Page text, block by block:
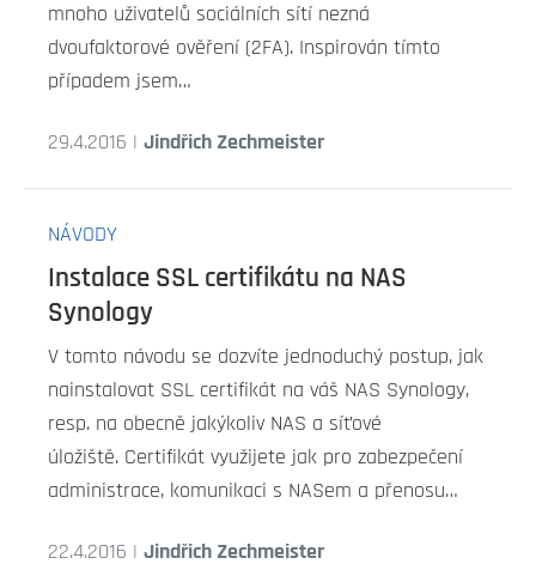
mnoho uživatelů sociálních sítí nezná
dvoufaktorové ověření (2FA). Inspirován tímto
případem jsem…
29.4.2016 | Jindřich Zechmeister
NÁVODY
Instalace SSL certifikátu na NAS
Synology
V tomto návodu se dozvíte jednoduchý postup, jak
nainstalovat SSL certifikát na váš NAS Synology,
resp. na obecně jakýkoliv NAS a síťové
úložiště. Certifikát využijete jak pro zabezpečení
administrace, komunikaci s NASem a přenosu…
22.4.2016 | Jindřich Zechmeister